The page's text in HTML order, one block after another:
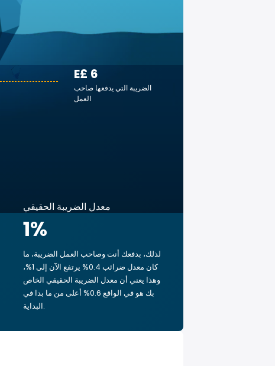
E£ 6
الضريبة التي يدفعها صاحب
العمل
معدل الضريبة الحقيقي
1%
لذلك، بدفعك أنت وصاحب العمل الضريبة، ما
كان معدل ضرائب 0.4% يرتفع الآن إلى 1%،
وهذا يعني أن معدل الضريبة الحقيقي الخاص
بك هو في الواقع 0.6% أعلى من ما بدا في
البداية.